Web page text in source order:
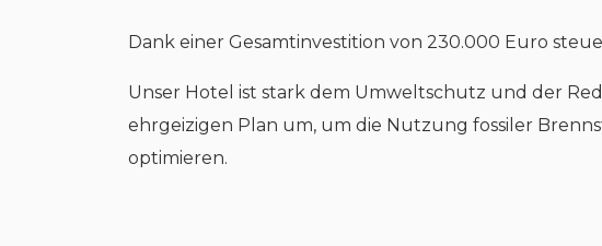
Dank einer Gesamtinvestition von 230.000 Euro
Unser Hotel ist stark dem Umweltschutz und der
ehrgeizigen Plan um, um die Nutzung fossiler
optimieren.